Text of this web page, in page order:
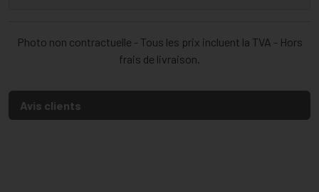
Photo non contractuelle - Tous les prix incluent la TVA - Hors
frais de livraison.
Avis clients